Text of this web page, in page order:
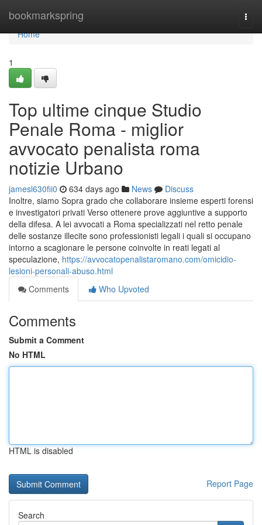
bookmarkspring
Home
Home
1
Top ultime cinque Studio
Penale Roma - miglior
avvocato penalista roma
notizie Urbano
jamesl630fii0 634 days ago News
Discuss
Inoltre, siamo Sopra grado che collaborare insieme esperti forensi
e investigatori privati Verso ottenere prove aggiuntive a supporto
della difesa. A lei avvocati a Roma specializzati nel retto penale
delle sostanze illecite sono professionisti legali i quali si occupano
intorno a scagionare le persone coinvolte in reati legati al
speculazione, https://avvocatopenalistaromano.com/omicidio-
lesioni-personali-abuso.html
Comments
Who Upvoted
Comments
Submit a Comment
No HTML
HTML is disabled
Report Page
Search